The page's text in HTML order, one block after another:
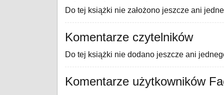
Do tej książki nie założono jeszcze ani
Komentarze czytelników
Do tej książki nie dodano jeszcze ani
Komentarze użytkowników